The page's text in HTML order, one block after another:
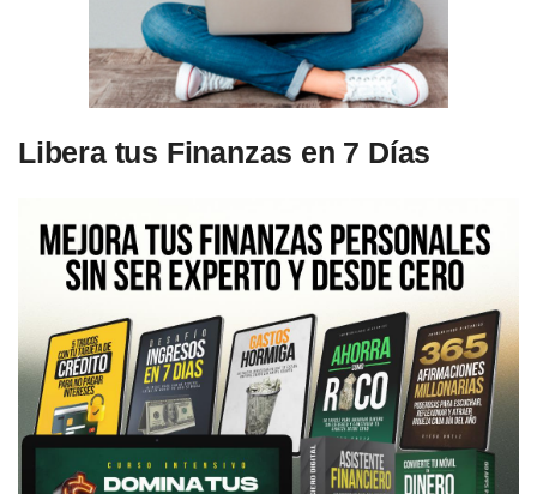
Libera tus Finanzas en 7 Días